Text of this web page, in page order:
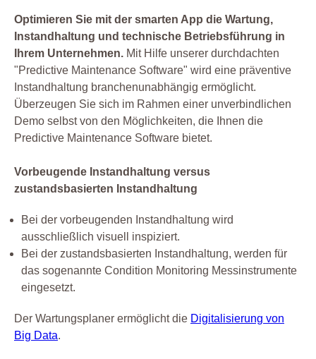
Optimieren Sie mit der smarten App die Wartung,
Instandhaltung und technische Betriebsführung in
Ihrem Unternehmen. Mit Hilfe unserer durchdachten
"Predictive Maintenance Software" wird eine präventive
Instandhaltung branchenunabhängig ermöglicht.
Überzeugen Sie sich im Rahmen einer unverbindlichen
Demo selbst von den Möglichkeiten, die Ihnen die
Predictive Maintenance Software bietet.
Vorbeugende Instandhaltung versus
zustandsbasierten Instandhaltung
Bei der vorbeugenden Instandhaltung wird
ausschließlich visuell inspiziert.
Bei der zustandsbasierten Instandhaltung, werden für
das sogenannte Condition Monitoring Messinstrumente
eingesetzt.
Der Wartungsplaner ermöglicht die Digitalisierung von
Big Data.